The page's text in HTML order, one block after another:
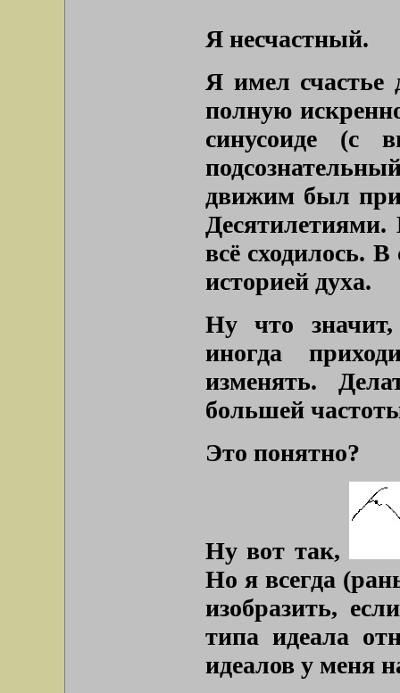
Я несчастный.
Я имел счастье
полную
синусоиде (с
движим был при
всё сходилось.
историей духа.
Ну что
иногда
изменять.
большей
Это понятно?
Ну вот так,
Но я всегда
изобразить,
типа идеала
идеалов у меня